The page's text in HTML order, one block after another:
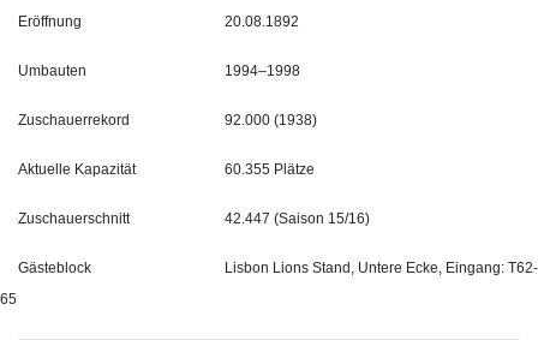
Eröffnung 20.08.1892
Umbauten 1994–1998
Zuschauerrekord 92.000 (1938)
Aktuelle Kapazität 60.355 Plätze
Zuschauerschnitt 42.447 (Saison 15/16)
Gästeblock
Lisbon Lions Stand, Untere Ecke, Eingang: T62-
65